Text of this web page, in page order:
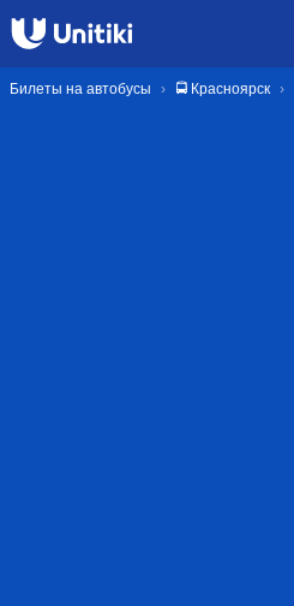
Билеты на автобусы 🚍 Красноярск